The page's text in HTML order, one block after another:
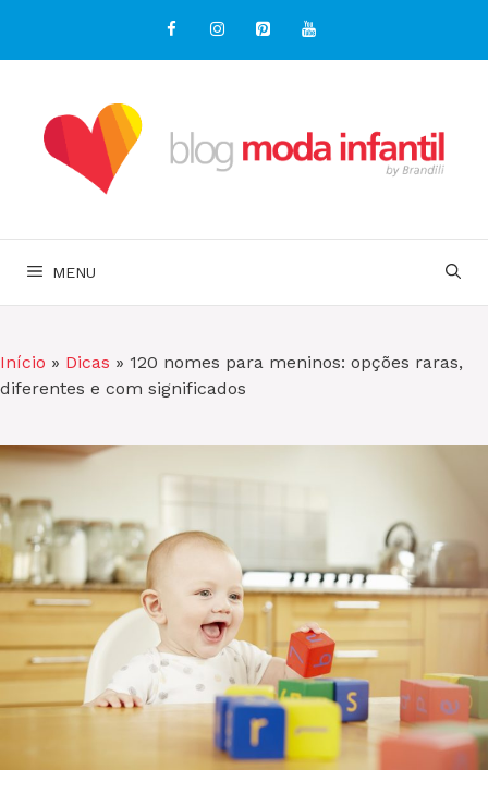
o
MENU
Início » Dicas » 120 nomes para meninos: opções raras,
diferentes e com significados